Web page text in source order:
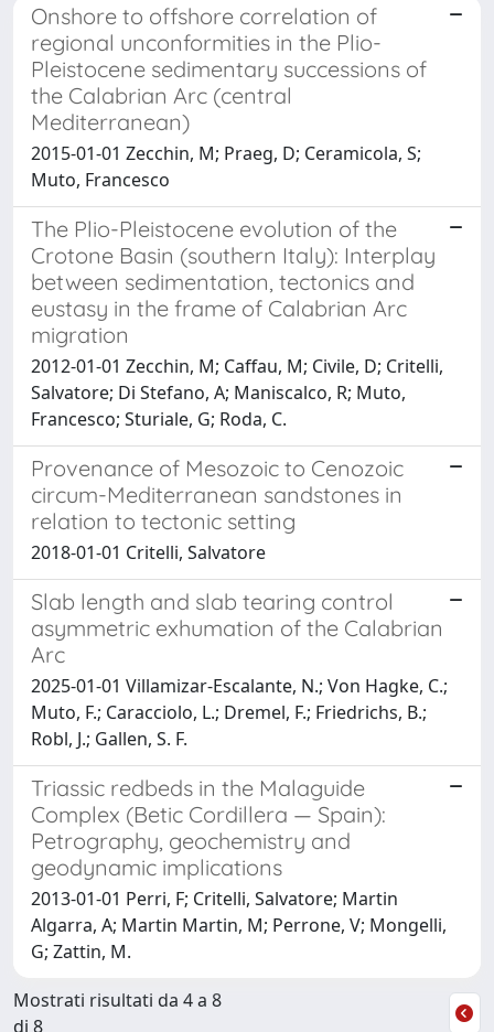
Onshore to offshore correlation of
regional unconformities in the Plio-
Pleistocene sedimentary successions of
the Calabrian Arc (central
Mediterranean)
2015-01-01 Zecchin, M; Praeg, D; Ceramicola, S;
Muto, Francesco
The Plio-Pleistocene evolution of the
Crotone Basin (southern Italy): Interplay
between sedimentation, tectonics and
eustasy in the frame of Calabrian Arc
migration
2012-01-01 Zecchin, M; Caffau, M; Civile, D; Critelli,
Salvatore; Di Stefano, A; Maniscalco, R; Muto,
Francesco; Sturiale, G; Roda, C.
Provenance of Mesozoic to Cenozoic
circum-Mediterranean sandstones in
relation to tectonic setting
2018-01-01 Critelli, Salvatore
Slab length and slab tearing control
asymmetric exhumation of the Calabrian
Arc
2025-01-01 Villamizar-Escalante, N.; Von Hagke, C.;
Muto, F.; Caracciolo, L.; Dremel, F.; Friedrichs, B.;
Robl, J.; Gallen, S. F.
Triassic redbeds in the Malaguide
Complex (Betic Cordillera — Spain):
Petrography, geochemistry and
geodynamic implications
2013-01-01 Perri, F; Critelli, Salvatore; Martin
Algarra, A; Martin Martin, M; Perrone, V; Mongelli,
G; Zattin, M.
Mostrati risultati da 4 a 8
di 8